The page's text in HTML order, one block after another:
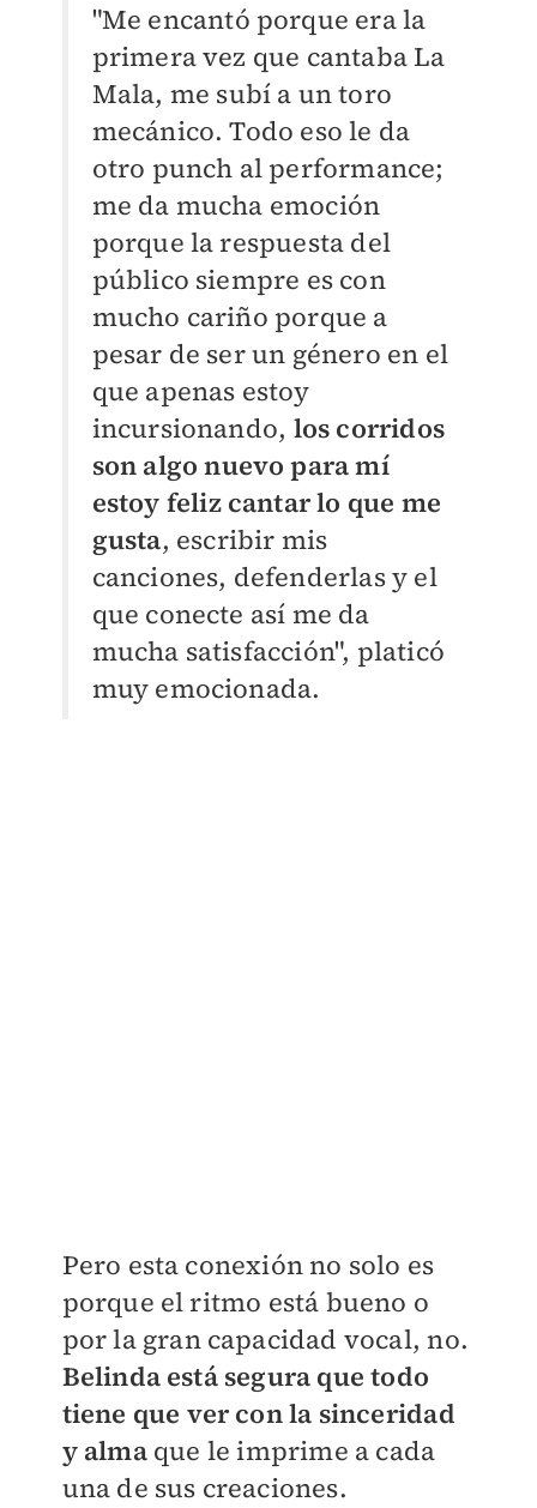
"Me encantó porque era la
primera vez que cantaba La
Mala, me subí a un toro
mecánico. Todo eso le da
otro punch al performance;
me da mucha emoción
porque la respuesta del
público siempre es con
mucho cariño porque a
pesar de ser un género en el
que apenas estoy
incursionando, los corridos
son algo nuevo para mí
estoy feliz cantar lo que me
gusta, escribir mis
canciones, defenderlas y el
que conecte así me da
mucha satisfacción", platicó
muy emocionada.
Pero esta conexión no solo es
porque el ritmo está bueno o
por la gran capacidad vocal, no.
Belinda está segura que todo
tiene que ver con la sinceridad
y almaque le imprime a cada
una de sus creaciones.